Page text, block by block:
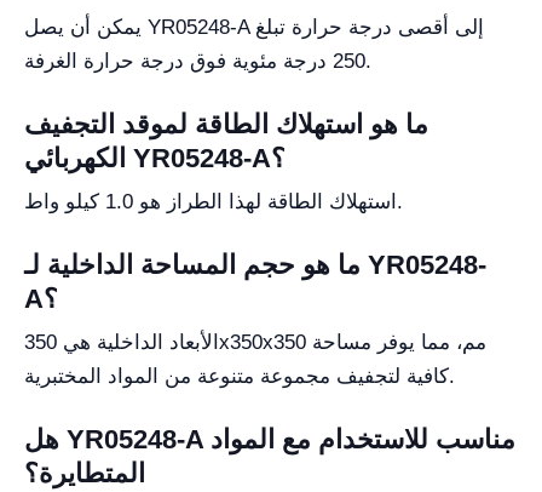
يمكن أن يصل YR05248-A إلى أقصى درجة حرارة تبلغ
250 درجة مئوية فوق درجة حرارة الغرفة.
ما هو استهلاك الطاقة لموقد التجفيف
الكهربائي YR05248-A؟
استهلاك الطاقة لهذا الطراز هو 1.0 كيلو واط.
ما هو حجم المساحة الداخلية لـ YR05248-
A؟
الأبعاد الداخلية هي 350x350x350 مم، مما يوفر مساحة
كافية لتجفيف مجموعة متنوعة من المواد المختبرية.
هل YR05248-A مناسب للاستخدام مع المواد
المتطايرة؟